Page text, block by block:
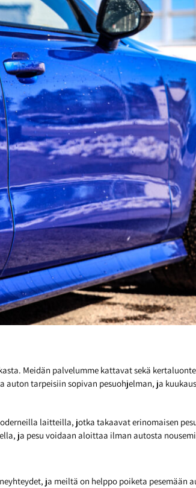
Meidän palvelumme kattavat sekä
tarpeisiin sopivan pesuohjelman, ja
laitteilla, jotka takaavat erinomaisen
ja pesu voidaan aloittaa ilman autosta
ja meiltä on helppo poiketa pesemään